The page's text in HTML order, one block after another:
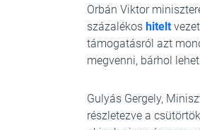
Orbán Viktor
százalékos hitelt
támogatásról azt
megvenni, bárhol
Gulyás Gergely,
részletezve a